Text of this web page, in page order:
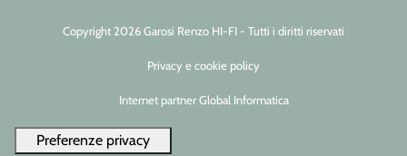
Copyright 2026 Garosi Renzo HI-FI - Tutti i diritti riservati
Privacy e cookie policy
Internet partner Global Informatica